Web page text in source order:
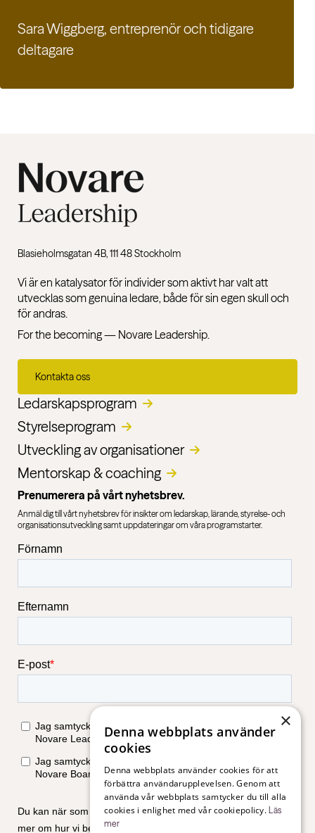
Sara Wiggberg, entreprenör och tidigare
deltagare
Blasieholmsgatan 4B, 111 48 Stockholm
Vi är en katalysator för individer som aktivt har valt att
utvecklas som genuina ledare, både för sin egen skull och
för andras.
For the becoming — Novare Leadership.
Kontakta oss
Ledarskapsprogram
Styrelseprogram
Utveckling av organisationer​
Mentorskap & coaching
Prenumerera på vårt nyhetsbrev.
Anmäl dig till vårt nyhetsbrev för insikter om ledarskap, lärande, styrelse- och
organisationsutveckling samt uppdateringar om våra programstarter.
×
Denna webbplats använder
cookies
Denna webbplats använder cookies för att
förbättra användarupplevelsen. Genom att
använda vår webbplats samtycker du till alla
cookies i enlighet med vår cookiepolicy. Läs
mer